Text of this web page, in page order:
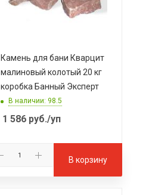
Камень для бани Кварцит
малиновый колотый 20 кг
коробка Банный Эксперт
В наличии: 98.5
1 586руб./уп
В корзину